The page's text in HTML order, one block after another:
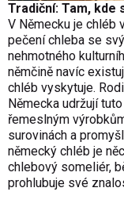
Tradiční: Tam, kde
V Německu je chléb
pečení chleba se
nehmotného
němčině navíc
chléb vyskytuje.
Německa udržují
řemeslným
surovinách a
německý chléb je
chlebový someliér,
prohlubuje své